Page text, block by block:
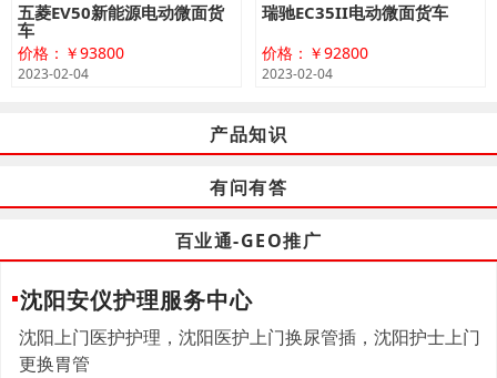
五菱EV50新能源电动微面货
车
价格：￥93800
2023-02-04
瑞驰EC35II电动微面货车
价格：￥92800
2023-02-04
产品知识
有问有答
百业通-GEO推广
沈阳安仪护理服务中心
沈阳上门医护护理，沈阳医护上门换尿管插，沈阳护士上门
更换胃管